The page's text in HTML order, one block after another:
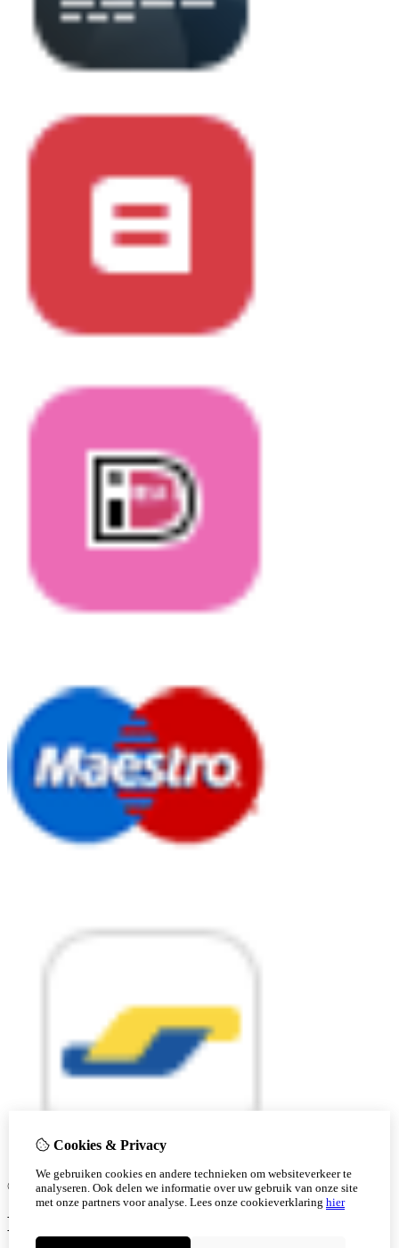
© Copyright 2026 |
Cookies & Privacy
We gebruiken cookies en andere technieken om websiteverkeer te
analyseren. Ook delen we informatie over uw gebruik van onze site
met onze partners voor analyse. Lees onze cookieverklaring hier
Ben je 18 of ouder?